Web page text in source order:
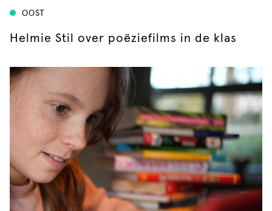
OOST
Helmie Stil over poëziefilms in de klas